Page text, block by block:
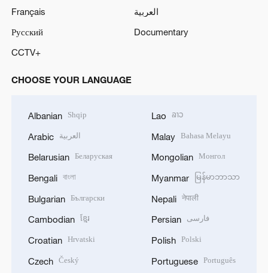
Français
العربية
Русский
Documentary
CCTV+
CHOOSE YOUR LANGUAGE
Albanian Shqip
Arabic العربية
Belarusian Беларуская
Bengali বাংলা
Bulgarian Български
Cambodian ខ្មែរ
Croatian Hrvatski
Czech Český
Lao ລາວ
Malay Bahasa Melayu
Mongolian Монгол
Myanmar မြန်မာဘာသာ
Nepali नेपाली
Persian فارسی
Polish Polski
Portuguese Português